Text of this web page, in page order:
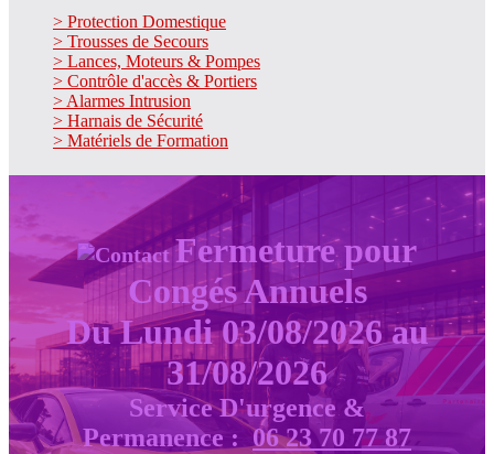
> Protection Domestique
> Trousses de Secours
> Lances, Moteurs & Pompes
> Contrôle d'accès & Portiers
> Alarmes Intrusion
> Harnais de Sécurité
> Matériels de Formation
Fermeture pour
Congés Annuels
Du Lundi 03/08/2026 au
31/08/2026
Service D'urgence &
Permanence :06 23 70 77 87